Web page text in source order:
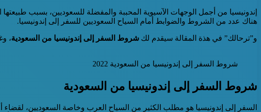
إندونيسيا من أجمل الوجهات الآسيوية المحببة والمفضلة للسعوديين، بسبب طبيعتها
هناك عدد من الشروط والضوابط أمام السياح السعوديين للسفر إلى إندونيسيا.
و”ترحالك” في هذة المقالة سيقدم لك شروط السفر إلى إندونيسيا من السعودية،
شروط السفر إلى إندونيسيا من السعودية 2022
شروط السفر إلى إندونيسيا من السعودية
السفر إلى إندونيسيا هو مطلب الكثير من السياح العرب وخاصة السعوديين، لقضاء